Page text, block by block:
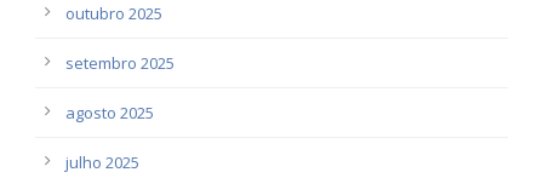
outubro 2025
setembro 2025
agosto 2025
julho 2025